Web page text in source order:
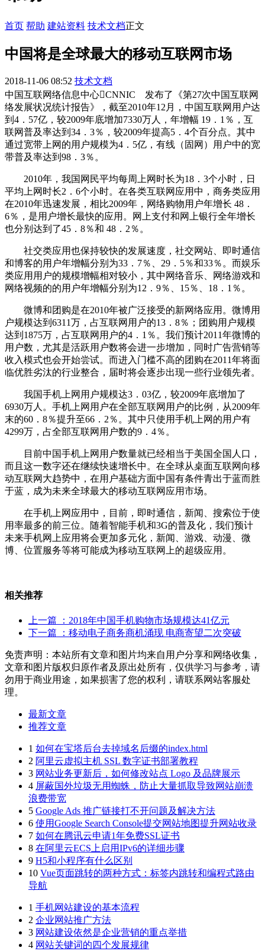
首页 帮助 建站资料 技术文档正文
中国将是全球最大的移动互联网市场
2018-11-06 08:52 技术文档
中国互联网络信息中心CNNIC 发布了《第27次中国互联网
络发展状况统计报告》，截至2010年12月，中国互联网用户达
到4．57亿，较2009年底增加7330万人，年增幅 19．1％，互
联网普及率达到34．3％，较2009年提高5．4个百分点。其中
通过宽带上网的用户规模为4．5亿，有线（固网）用户中的宽
带普及率达到98．3％。
2010年，我国网民平均每周上网时长为18．3个小时，日
平均上网时长2．6个小时。在各类互联网应用中，商务类应用
在2010年迅速发展，相比2009年，网络购物用户年增长 48．
6％，是用户增长最快的应用。网上支付和网上银行全年增长
也分别达到了45．8％和 48．2％。
社交类应用也保持较快的发展速度，社交网站、即时通信
和博客的用户年增幅分别为33．7％、29．5％和33％。而娱乐
类应用用户的规模增幅相对较小，其中网络音乐、网络游戏和
网络视频的的用户年增幅分别为12．9％、15％、18．1％。
微博和团购是在2010年被广泛接受的新网络应用。微博用
户规模达到6311万，占互联网用户的13．8％；团购用户规模
达到1875万，占互联网用户的4．1％。我们预计2011年微博的
用户数，尤其是活跃用户数将会进一步增加，同时广告营销等
收入模式也会开始尝试。而进入门槛不高的团购在2011年将面
临优胜劣汰的行业整合，届时将会逐步出现一些行业领先者。
我国手机上网用户规模达3．03亿，较2009年底增加了
6930万人。手机上网用户在全部互联网用户的比例，从2009年
末的60．8％提升至66．2％。其中只使用手机上网的用户有
4299万，占全部互联网用户数的9．4％。
目前中国手机上网用户数量就已经相当于美国全国人口，
而且这一数字还在继续快速增长中。在全球从桌面互联网向移
动互联网大趋势中，在用户基础方面中国有条件青出于蓝而胜
于蓝，成为未来全球最大的移动互联网应用市场。
在手机上网应用中，目前，即时通信，新闻、搜索位于使
用率最多的前三位。随着智能手机和3G的普及化，我们预计
未来手机网上应用将会更加多元化，新闻、游戏、动漫、微
博、位置服务等将可能成为移动互联网上的超级应用。
相关推荐
上一篇
：2018年中国手机购物市场规模达41亿元
下一篇
：移动电子商务商机涌现 电商寄望二次突破
免责声明：本站所有文章和图片均来自用户分享和网络收集，
文章和图片版权归原作者及原出处所有，仅供学习与参考，请
勿用于商业用途，如果损害了您的权利，请联系网站客服处
理。
最新文章
推荐文章
1 如何在宝塔后台去掉域名后缀的index.html
2 阿里云虚拟主机 SSL 数字证书部署教程
3 网站业务更新后，如何修改站点 Logo 及品牌展示
4 屏蔽国外垃圾无用蜘蛛，防止大量抓取导致网站崩溃
浪费带宽
5 Google Ads 推广链接打不开问题及解决方法
6 使用Google Search Console提交网站地图提升网站收录
7 如何在腾讯云申请1年免费SSL证书
8 在阿里云ECS上启用IPv6的详细步骤
9 H5和小程序有什么区别
10 Vue页面跳转的两种方式：标签内跳转和编程式路由
导航
1 手机网站建设的基本流程
2 企业网站推广方法
3 网站建设依然是企业营销的重点举措
4 网站关键词的四个发展规律